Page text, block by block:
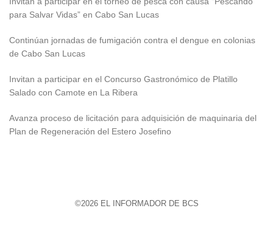
para Salvar Vidas” en Cabo San Lucas
Continúan jornadas de fumigación contra el dengue en colonias
de Cabo San Lucas
Invitan a participar en el Concurso Gastronómico de Platillo
Salado con Camote en La Ribera
Avanza proceso de licitación para adquisición de maquinaria del
Plan de Regeneración del Estero Josefino
©2026 EL INFORMADOR DE BCS